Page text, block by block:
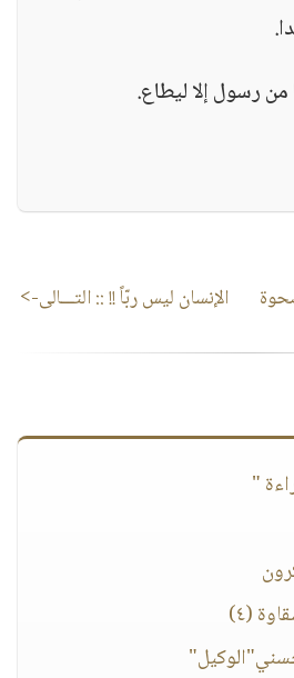
رسول إلا ليطاع.
الإنسان ليس ربّاً !!:: التـــالى->
"
(٤)